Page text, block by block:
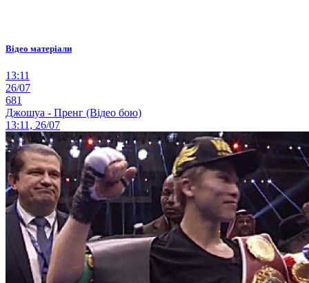
Відео матеріали
13:11
26/07
681
Джошуа - Пренг (Відео бою)
13:11, 26/07